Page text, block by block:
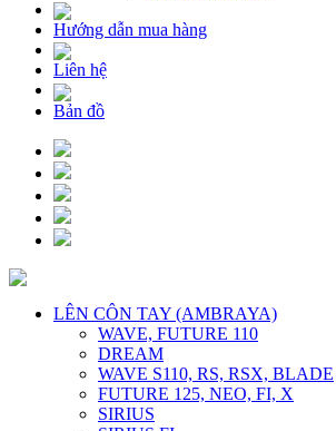
Hướng dẫn mua hàng
Liên hệ
Bản đồ
LÊN CÔN TAY (AMBRAYA)
WAVE, FUTURE 110
DREAM
WAVE S110, RS, RSX, BLADE
FUTURE 125, NEO, FI, X
SIRIUS